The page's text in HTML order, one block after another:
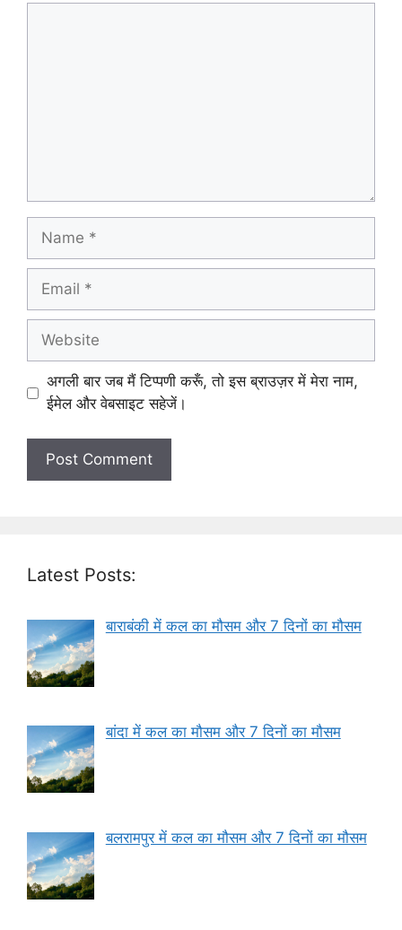
Name
Email
Website
अगली बार जब मैं टिप्पणी करूँ, तो इस ब्राउज़र में मेरा नाम,
ईमेल और वेबसाइट सहेजें।
Latest Posts:
बाराबंकी में कल का मौसम और 7 दिनों का मौसम
बांदा में कल का मौसम और 7 दिनों का मौसम
बलरामपुर में कल का मौसम और 7 दिनों का मौसम